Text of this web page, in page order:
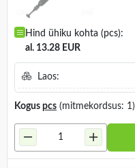
Hind ühiku kohta (pcs):
al. 13.28 EUR
Laos:
Kogus pcs (mitmekordsus: 1)